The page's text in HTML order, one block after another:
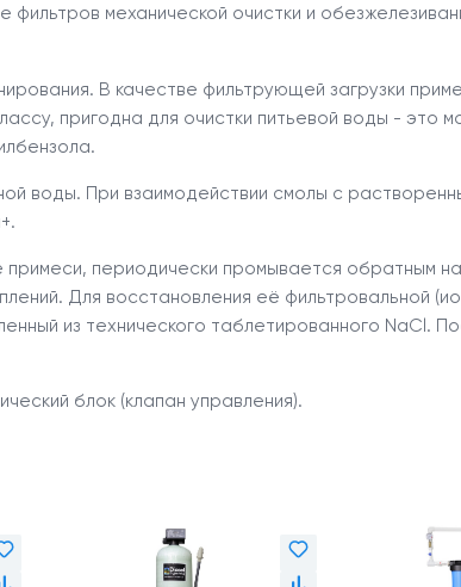
фильтров механической очистки и
В качестве фильтрующей загрузки
пригодна для очистки питьевой воды - это
воды. При взаимодействии смолы с
периодически промывается обратным
Для восстановления её фильтровальной
из технического таблетированного NaCl.
блок (клапан управления).